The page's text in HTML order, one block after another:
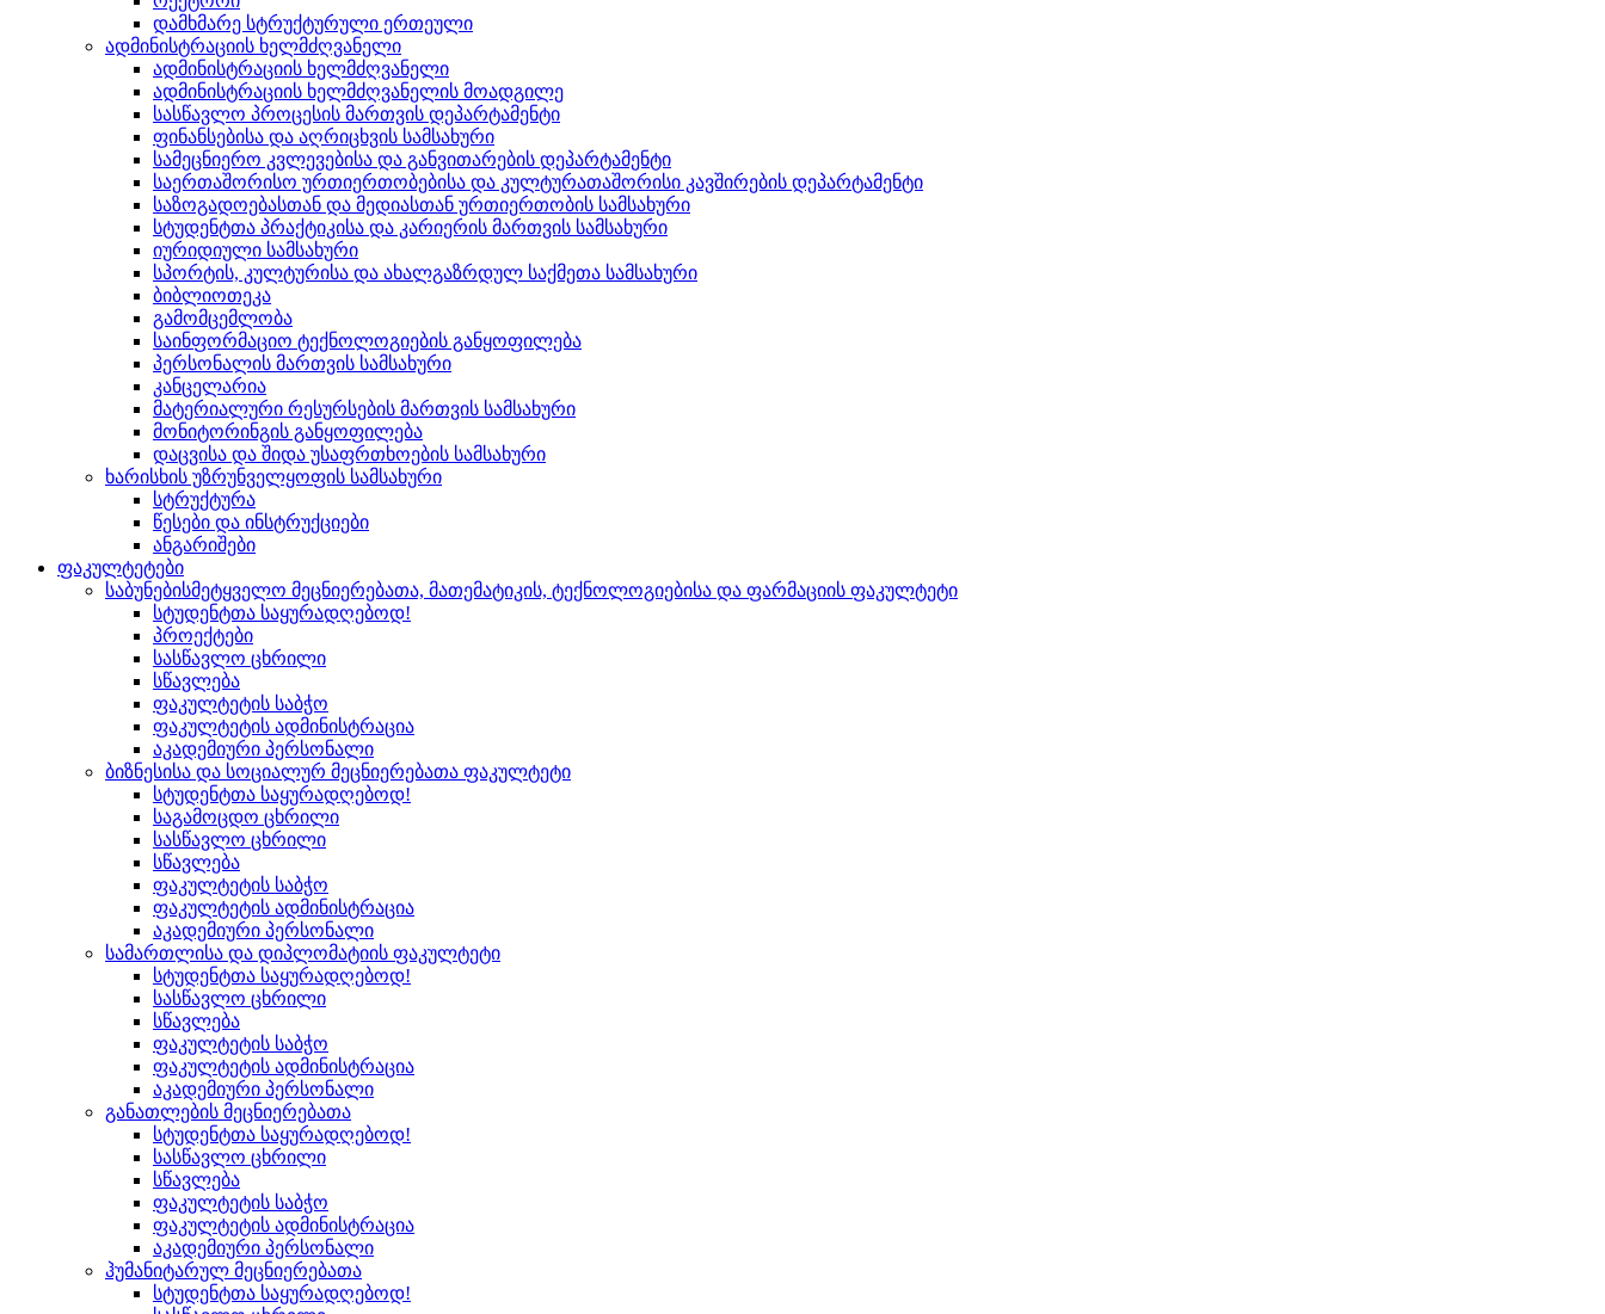
დამხმარე სტრუქტურული ერთეული
ადმინისტრაციის ხელმძღვანელი
ადმინისტრაციის ხელმძღვანელი
ადმინისტრაციის ხელმძღვანელის მოადგილე
სასწავლო პროცესის მართვის დეპარტამენტი
ფინანსებისა და აღრიცხვის სამსახური
სამეცნიერო კვლევებისა და განვითარების დეპარტამენტი
საერთაშორისო ურთიერთობებისა და კულტურათაშორისი კავშირების დეპარტამენტი
საზოგადოებასთან და მედიასთან ურთიერთობის სამსახური
სტუდენტთა პრაქტიკისა და კარიერის მართვის სამსახური
იურიდიული სამსახური
სპორტის, კულტურისა და ახალგაზრდულ საქმეთა სამსახური
ბიბლიოთეკა
გამომცემლობა
საინფორმაციო ტექნოლოგიების განყოფილება
პერსონალის მართვის სამსახური
კანცელარია
მატერიალური რესურსების მართვის სამსახური
მონიტორინგის განყოფილება
დაცვისა და შიდა უსაფრთხოების სამსახური
ხარისხის უზრუნველყოფის სამსახური
სტრუქტურა
წესები და ინსტრუქციები
ანგარიშები
ფაკულტეტები
საბუნებისმეტყველო მეცნიერებათა, მათემატიკის, ტექნოლოგიებისა და ფარმაციის ფაკულტეტი
სტუდენტთა საყურადღებოდ!
პროექტები
სასწავლო ცხრილი
სწავლება
ფაკულტეტის საბჭო
ფაკულტეტის ადმინისტრაცია
აკადემიური პერსონალი
ბიზნესისა და სოციალურ მეცნიერებათა ფაკულტეტი
სტუდენტთა საყურადღებოდ!
საგამოცდო ცხრილი
სასწავლო ცხრილი
სწავლება
ფაკულტეტის საბჭო
ფაკულტეტის ადმინისტრაცია
აკადემიური პერსონალი
სამართლისა და დიპლომატიის ფაკულტეტი
სტუდენტთა საყურადღებოდ!
სასწავლო ცხრილი
სწავლება
ფაკულტეტის საბჭო
ფაკულტეტის ადმინისტრაცია
აკადემიური პერსონალი
განათლების მეცნიერებათა
სტუდენტთა საყურადღებოდ!
სასწავლო ცხრილი
სწავლება
ფაკულტეტის საბჭო
ფაკულტეტის ადმინისტრაცია
აკადემიური პერსონალი
ჰუმანიტარულ მეცნიერებათა
სტუდენტთა საყურადღებოდ!